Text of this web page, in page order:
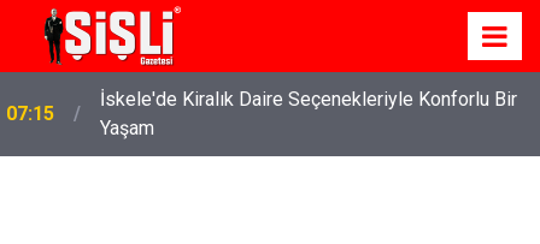
07:15
İskele'de Kiralık Daire Seçenekleriyle Konforlu Bir
Yaşam